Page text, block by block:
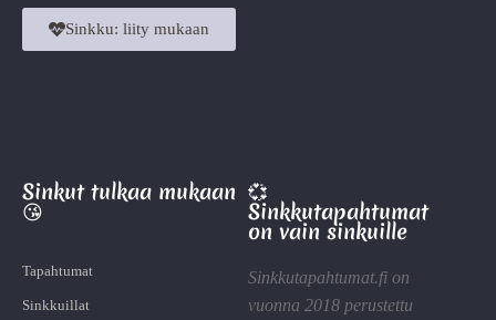
Sinkku: liity mukaan
Sinkut tulkaa mukaan
😘
Tapahtumat
Sinkkuillat
💞
Sinkkutapahtumat
on vain sinkuille
Sinkkutapahtumat.fi on
vuonna 2018 perustettu